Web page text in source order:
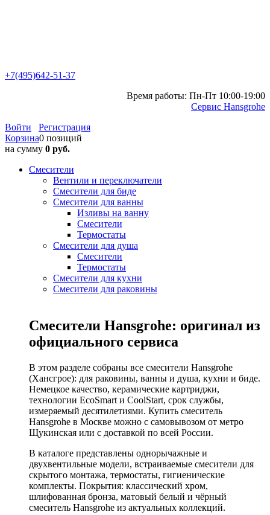
+7(495)642-51-37
Время работы: Пн-Пт 10:00-19:00
Сервис Hansgrohe
Войти
Регистрация
Корзина0 позиций
на сумму 0 руб.
Смесители
Вентили и переключатели
Смесители для биде
Смесители для ванны
Изливы на ванну
Смесители
Термостаты
Смесители для душа
Смесители
Термостаты
Смесители для кухни
Смесители для раковины
Смесители Hansgrohe: оригинал из
официального сервиса
В этом разделе собраны все смесители Hansgrohe
(Хансгрое): для раковины, ванны и душа, кухни и биде.
Немецкое качество, керамические картриджи,
технологии EcoSmart и CoolStart, срок службы,
измеряемый десятилетиями. Купить смеситель
Hansgrohe в Москве можно с самовывозом от метро
Щукинская или с доставкой по всей России.
В каталоге представлены однорычажные и
двухвентильные модели, встраиваемые смесители для
скрытого монтажа, термостаты, гигиенические
комплекты. Покрытия: классический хром,
шлифованная бронза, матовый белый и чёрный
смеситель Hansgrohe из актуальных коллекций.